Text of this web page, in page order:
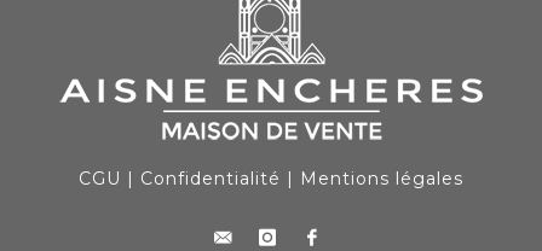
CGU | Confidentialité | Mentions légales